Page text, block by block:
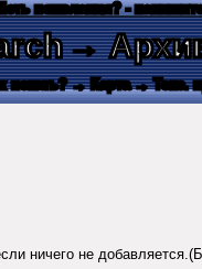
пожелания? -
→
искать? → Карта → Текс.
ничего не